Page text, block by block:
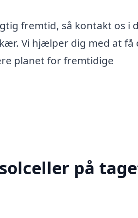
fremtid, så kontakt os i
Vi hjælper dig med at få
planet for fremtidige
på